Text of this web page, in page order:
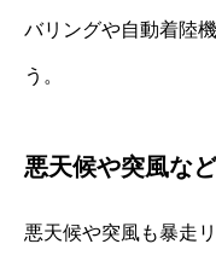
バリングや自動着陸
う。
悪天候や突風な
悪天候や突風も暴走